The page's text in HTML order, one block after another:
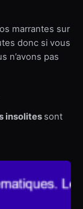
marrantes sur
donc si vous
n’avons pas
insolites sont